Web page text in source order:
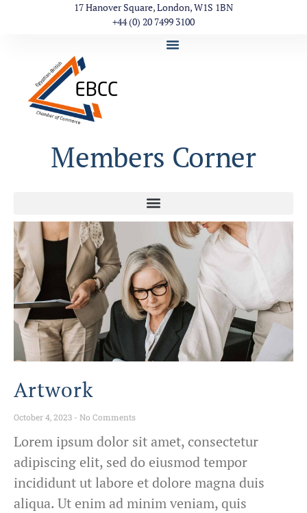
17 Hanover Square, London, W1S 1BN
+44 (0) 20 7499 3100
Members Corner
Artwork
October 4, 2023 No Comments
Lorem ipsum dolor sit amet, consectetur
adipiscing elit, sed do eiusmod tempor
incididunt ut labore et dolore magna duis
aliqua. Ut enim ad minim veniam, quis